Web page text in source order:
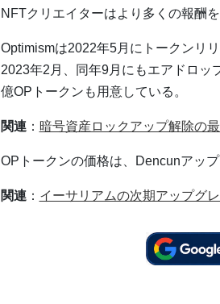
NFTクリエイターはより多くの報酬
Optimismは2022年5月にトークンリ
2023年2月、同年9月にもエアドロッ
億OPトークンも用意している。
関連： 暗号資産ロックアップ解除の
OPトークンの価格は、Dencunアッ
関連： イーサリアムの次期アップグ